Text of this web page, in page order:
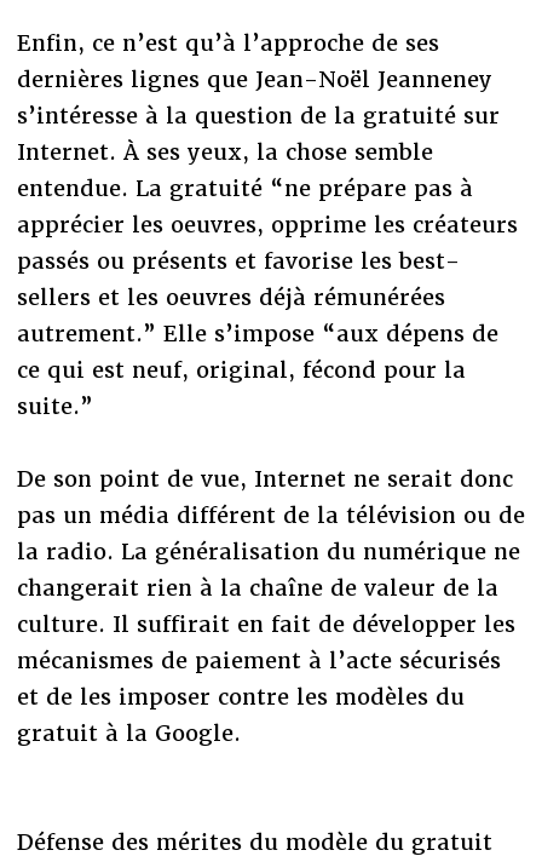
Enfin, ce n’est qu’à l’approche de ses
dernières lignes que Jean-Noël Jeanneney
s’intéresse à la question de la gratuité sur
Internet. À ses yeux, la chose semble
entendue. La gratuité “ne prépare pas à
apprécier les oeuvres, opprime les créateurs
passés ou présents et favorise les best-
sellers et les oeuvres déjà rémunérées
autrement.” Elle s’impose “aux dépens de
ce qui est neuf, original, fécond pour la
suite.”
De son point de vue, Internet ne serait donc
pas un média différent de la télévision ou de
la radio. La généralisation du numérique ne
changerait rien à la chaîne de valeur de la
culture. Il suffirait en fait de développer les
mécanismes de paiement à l’acte sécurisés
et de les imposer contre les modèles du
gratuit à la Google.
Défense des mérites du modèle du gratuit